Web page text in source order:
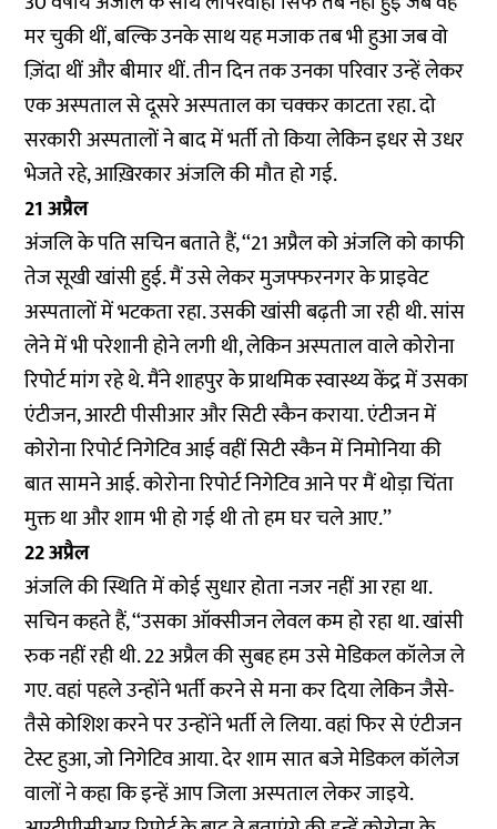
मर चुकी थीं, बल्कि उनके साथ यह मजाक तब भी हुआ जब वो
ज़िंदा थीं और बीमार थीं. तीन दिन तक उनका परिवार उन्हें लेकर
एक अस्पताल से दूसरे अस्पताल का चक्कर काटता रहा. दो
सरकारी अस्पतालों ने बाद में भर्ती तो किया लेकिन इधर से उधर
भेजते रहे, आख़िरकार अंजलि की मौत हो गई.
21 अप्रैल
अंजलि के पति सचिन बताते हैं, ‘‘21 अप्रैल को अंजलि को काफी
तेज सूखी खांसी हुई. मैं उसे लेकर मुजफ्फरनगर के प्राइवेट
अस्पतालों में भटकता रहा. उसकी खांसी बढ़ती जा रही थी. सांस
लेने में भी परेशानी होने लगी थी, लेकिन अस्पताल वाले कोरोना
रिपोर्ट मांग रहे थे. मैंने शाहपुर के प्राथमिक स्वास्थ्य केंद्र में उसका
एंटीजन, आरटी पीसीआर और सिटी स्कैन कराया. एंटीजन में
कोरोना रिपोर्ट निगेटिव आई वहीं सिटी स्कैन में निमोनिया की
बात सामने आई. कोरोना रिपोर्ट निगेटिव आने पर मैं थोड़ा चिंता
मुक्त था और शाम भी हो गई थी तो हम घर चले आए.’’
22 अप्रैल
अंजलि की स्थिति में कोई सुधार होता नजर नहीं आ रहा था.
सचिन कहते हैं, ‘‘उसका ऑक्सीजन लेवल कम हो रहा था. खांसी
रुक नहीं रही थी. 22 अप्रैल की सुबह हम उसे मेडिकल कॉलेज ले
गए. वहां पहले उन्होंने भर्ती करने से मना कर दिया लेकिन जैसे-
तैसे कोशिश करने पर उन्होंने भर्ती ले लिया. वहां फिर से एंटीजन
टेस्ट हुआ, जो निगेटिव आया. देर शाम सात बजे मेडिकल कॉलेज
वालों ने कहा कि इन्हें आप जिला अस्पताल लेकर जाइये.